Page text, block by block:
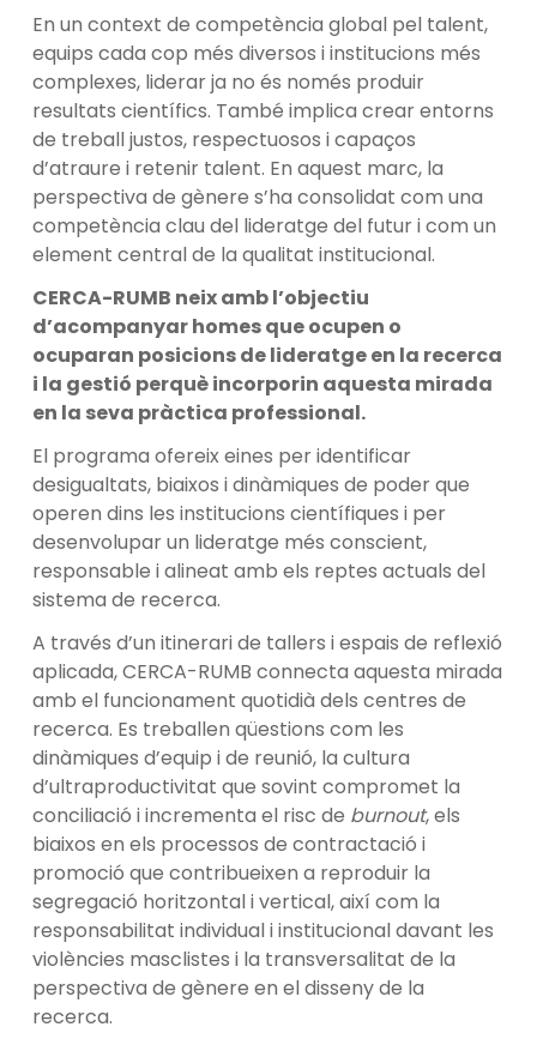
En un context de competència global pel talent,
equips cada cop més diversos i institucions més
complexes, liderar ja no és només produir
resultats científics. També implica crear entorns
de treball justos, respectuosos i capaços
d’atraure i retenir talent. En aquest marc, la
perspectiva de gènere s’ha consolidat com una
competència clau del lideratge del futur i com un
element central de la qualitat institucional.
CERCA-RUMB neix amb l’objectiu
d’acompanyar homes que ocupen o
ocuparan posicions de lideratge en la recerca
i la gestió perquè incorporin aquesta mirada
en la seva pràctica professional.
El programa ofereix eines per identificar
desigualtats, biaixos i dinàmiques de poder que
operen dins les institucions científiques i per
desenvolupar un lideratge més conscient,
responsable i alineat amb els reptes actuals del
sistema de recerca.
A través d’un itinerari de tallers i espais de reflexió
aplicada, CERCA-RUMB connecta aquesta mirada
amb el funcionament quotidià dels centres de
recerca. Es treballen qüestions com les
dinàmiques d’equip i de reunió, la cultura
d’ultraproductivitat que sovint compromet la
conciliació i incrementa el risc de burnout, els
biaixos en els processos de contractació i
promoció que contribueixen a reproduir la
segregació horitzontal i vertical, així com la
responsabilitat individual i institucional davant les
violències masclistes i la transversalitat de la
perspectiva de gènere en el disseny de la
recerca.